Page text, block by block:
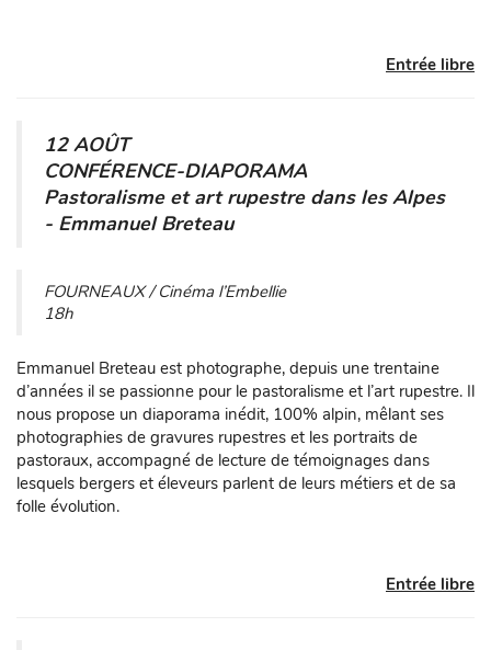
Entrée libre
12 AOÛT
CONFÉRENCE-DIAPORAMA
Pastoralisme et art rupestre dans les Alpes
- Emmanuel Breteau
FOURNEAUX / Cinéma l’Embellie
18h
Emmanuel Breteau est photographe, depuis une trentaine
d’années il se passionne pour le pastoralisme et l’art rupestre. Il
nous propose un diaporama inédit, 100% alpin, mêlant ses
photographies de gravures rupestres et les portraits de
pastoraux, accompagné de lecture de témoignages dans
lesquels bergers et éleveurs parlent de leurs métiers et de sa
folle évolution.
Entrée libre